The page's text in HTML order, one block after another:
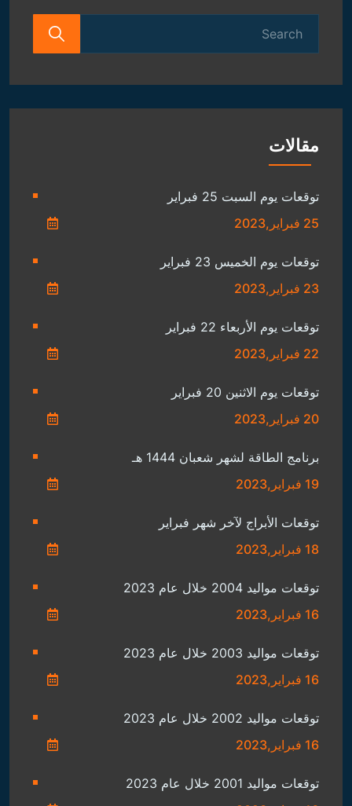
مقالات
توقعات يوم السبت 25 فبراير
25 فبراير,2023
توقعات يوم الخميس 23 فبراير
23 فبراير,2023
توقعات يوم الأربعاء 22 فبراير
22 فبراير,2023
توقعات يوم الاثنين 20 فبراير
20 فبراير,2023
برنامج الطاقة لشهر شعبان 1444 هـ
19 فبراير,2023
توقعات الأبراج لآخر شهر فبراير
18 فبراير,2023
توقعات مواليد 2004 خلال عام 2023
16 فبراير,2023
توقعات مواليد 2003 خلال عام 2023
16 فبراير,2023
توقعات مواليد 2002 خلال عام 2023
16 فبراير,2023
توقعات مواليد 2001 خلال عام 2023